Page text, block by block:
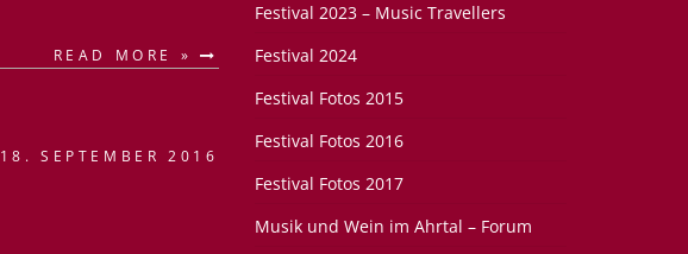
READ MORE »
18. SEPTEMBER 2016
Festival 2023 – Music Travellers
Festival 2024
Festival Fotos 2015
Festival Fotos 2016
Festival Fotos 2017
Musik und Wein im Ahrtal – Forum